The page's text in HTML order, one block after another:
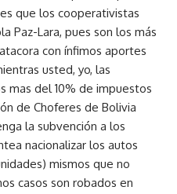
que los cooperativistas
Paz-Lara, pues son los más
con ínfimos aportes
usted, yo, las
mas del 10% de impuestos
de Choferes de Bolivia
la subvención a los
nacionalizar los autos
mismos que no
casos son robados en